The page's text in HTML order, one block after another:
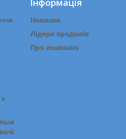
Інформація
Новинки
Лідери продажів
Про компанію